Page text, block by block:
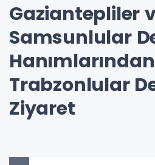
Gaziantepliler
Samsunlular
Hanımlarından
Trabzonlular
Ziyaret